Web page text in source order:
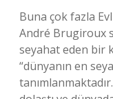
Buna çok fazla
André Brugiroux
seyahat eden bir
“dünyanın en